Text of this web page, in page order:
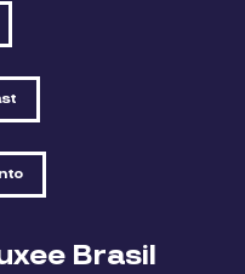
Brasil